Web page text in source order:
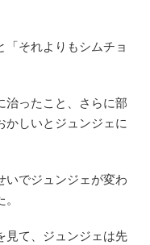
それよりもシムチョ
治ったこと、さらに部
かしいとジュンジェに
いでジュンジェが変わ
見て、ジュンジェは先